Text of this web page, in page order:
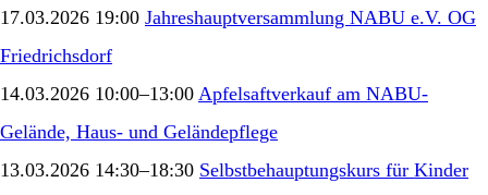
17.03.2026 19:00 Jahreshauptversammlung NABU e.V. OG
Friedrichsdorf
14.03.2026 10:00–13:00 Apfelsaftverkauf am NABU-
Gelände, Haus- und Geländepflege
13.03.2026 14:30–18:30 Selbstbehauptungskurs für Kinder